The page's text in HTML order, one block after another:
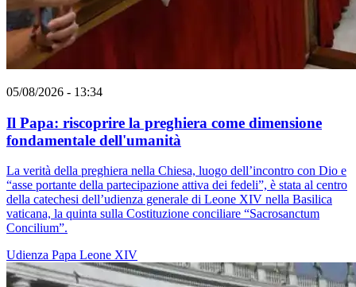
05/08/2026 - 13:34
Il Papa: riscoprire la preghiera come dimensione
fondamentale dell'umanità
La verità della preghiera nella Chiesa, luogo dell’incontro con Dio e
“asse portante della partecipazione attiva dei fedeli”, è stata al centro
della catechesi dell’udienza generale di Leone XIV nella Basilica
vaticana, la quinta sulla Costituzione conciliare “Sacrosanctum
Concilium”.
Udienza Papa Leone XIV